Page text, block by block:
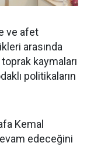
ve afet
arasında
kaymaları
politikaların
Kemal
edeceğini